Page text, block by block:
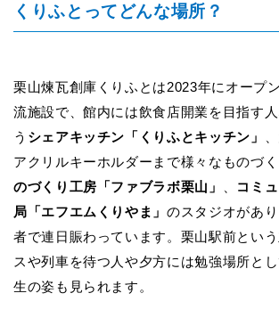
くりふとってどんな場所？
栗山煉瓦創庫くりふとは2023年にオープ
流施設で、館内には飲食店開業を目指す
う シェアキッチン「くりふとキッチン」
アクリルキーホルダーまで様々なものづ
のづくり工房「ファブラボ栗山」
コミ
局「エフエムくりやま」のスタジオがあ
者で連日賑わっています。栗山駅前とい
スや列車を待つ人や夕方には勉強場所と
生の姿も見られます。